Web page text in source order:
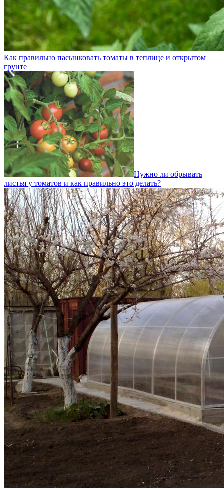
Как правильно пасынковать томаты в теплице и открытом
грунте
Нужно ли обрывать
листья у томатов и как правильно это делать?